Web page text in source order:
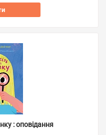
: оповідання